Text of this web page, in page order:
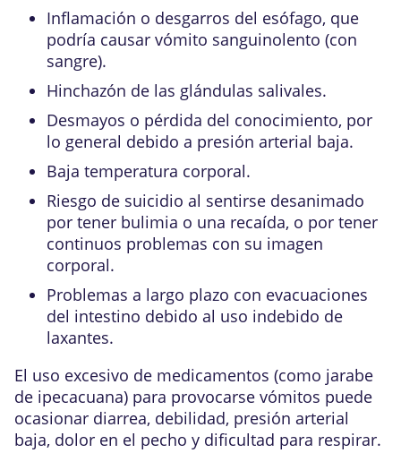
Inflamación o desgarros del esófago, que
podría causar vómito sanguinolento (con
sangre).
Hinchazón de las glándulas salivales.
Desmayos o pérdida del conocimiento, por
lo general debido a presión arterial baja.
Baja temperatura corporal.
Riesgo de suicidio al sentirse desanimado
por tener bulimia o una recaída, o por tener
continuos problemas con su imagen
corporal.
Problemas a largo plazo con evacuaciones
del intestino debido al uso indebido de
laxantes.
El uso excesivo de medicamentos (como jarabe
de ipecacuana) para provocarse vómitos puede
ocasionar diarrea, debilidad, presión arterial
baja, dolor en el pecho y dificultad para respirar.